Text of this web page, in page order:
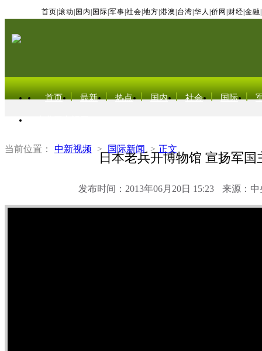
首页 滚动 国内 国际 军事 社会 地方 港澳 台湾 华人 侨网 财经 金融
首页 最新 热点 国内 社会 国际
当前位置： 中新视频 > 国际新闻 > 正文
日本老兵开博物馆 宣扬军国
发布时间：2013年06月20日 15:23 来源：中